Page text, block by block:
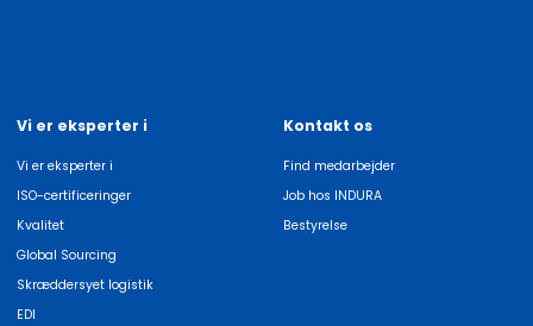
Vi er eksperter i
Vi er eksperter i
ISO-certificeringer
Kvalitet
Global Sourcing
Skræddersyet logistik
EDI
Kontakt os
Find medarbejder
Job hos INDURA
Bestyrelse